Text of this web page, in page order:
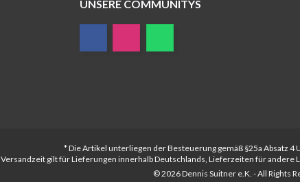
UNSERE COMMUNITYS
* Die Artikel unterliegen der Besteuerung gemäß §25a Absatz 4
Versandzeit gilt für Lieferungen innerhalb Deutschlands, Lieferzeiten für
© 2026 Dennis Suitner e.K. - All Rights